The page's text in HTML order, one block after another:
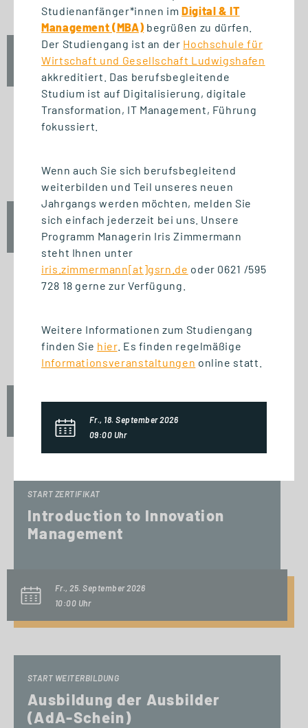
12:30 Uhr
Unternehmensführung (MBA)
Fr., 25. September 2026
10:00 Uhr
Business Innovation
Management (MBA)
Fr., 25. September 2026
09:00 Uhr
START ZERTIFIKAT
Introduction to Innovation
Management
Fr., 25. September 2026
10:00 Uhr
START WEITERBILDUNG
Ausbildung der Ausbilder
(AdA-Schein)
Studienanfänger*innen im Digital & IT
Management (MBA) begrüßen zu dürfen.
Der Studiengang ist an der Hochschule für
Wirtschaft und Gesellschaft Ludwigshafen
akkreditiert. Das berufsbegleitende
Studium ist auf Digitalisierung, digitale
Transformation, IT Management, Führung
fokussiert.
Wenn auch Sie sich berufsbegleitend
weiterbilden und Teil unseres neuen
Jahrgangs werden möchten, melden Sie
sich einfach jederzeit bei uns. Unsere
Programm Managerin Iris Zimmermann
steht Ihnen unter
iris.zimmermann[at]gsrn.de oder 0621 /595
728 18 gerne zur Verfügung.
Weitere Informationen zum Studiengang
finden Sie hier. Es finden regelmäßige
Informationsveranstaltungen online statt.
Fr., 18. September 2026
09:00 Uhr